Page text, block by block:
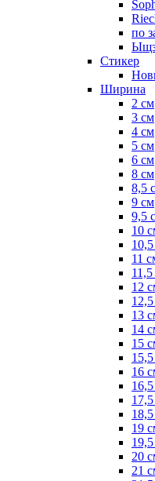
по
Стикер
Ширина
2 см
3 см
4 см
5 см
6 см
8 см
8,5
9 см
9,5
10
11
12
13
14
15
16
19
20
21